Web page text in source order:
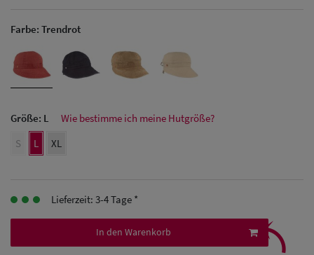
Herren Caps
Herren
Baseball Cpas
Schutz Caps
Farbe: Trendrot
Größe: L
Wie bestimme ich meine Hutgröße?
S
L XL
Lieferzeit: 3-4 Tage *
In den Warenkorb ⤹